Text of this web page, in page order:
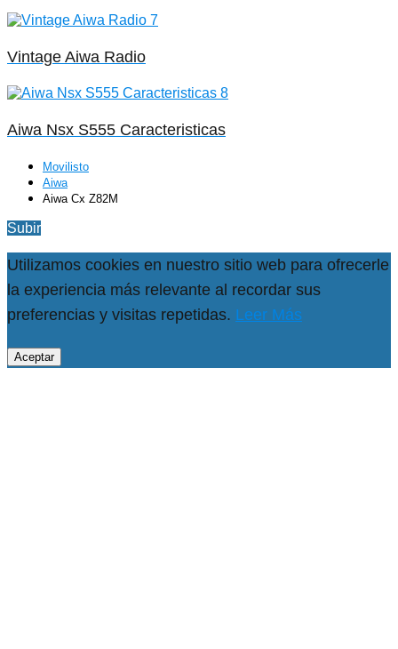
Vintage Aiwa Radio
Aiwa Nsx S555 Caracteristicas
Movilisto
Aiwa
Aiwa Cx Z82M
Subir
Utilizamos cookies en nuestro sitio web para ofrecerle
la experiencia más relevante al recordar sus
preferencias y visitas repetidas. Leer Más
Aceptar